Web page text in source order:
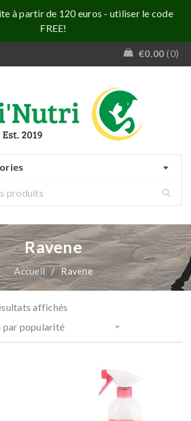
à partir de 120 euros - utiliser le code
FREE!
€0.00 0
Ravene
Accueil / Ravene
affichés
par popularité